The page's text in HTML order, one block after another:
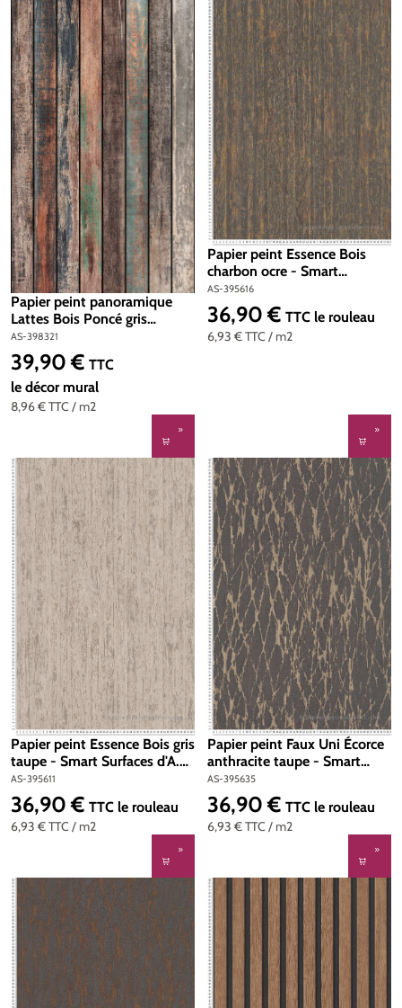
Papier peint panoramique
Lattes Bois Poncé gris
marron - The Wall 3 d'A.S.
Création | Réf. AS-398321
AS-398321
8,96 €TTC / m2
Prix régulier :
39,90 € TTC
le décor mural
Papier peint Essence Bois
charbon ocre - Smart
Surfaces d'A.S. Création | Réf.
AS-395616
AS-395616
6,93 €TTC / m2
Prix régulier :
36,90 € TTC le rouleau
Papier peint Essence Bois gris
taupe - Smart Surfaces d'A.S.
Création | Réf. AS-395611
AS-395611
6,93 €TTC / m2
Prix régulier :
36,90 € TTC le rouleau
Papier peint Faux Uni Écorce
anthracite taupe - Smart
Surfaces d'A.S. Création | Réf.
AS-395635
AS-395635
6,93 €TTC / m2
Prix régulier :
36,90 € TTC le rouleau